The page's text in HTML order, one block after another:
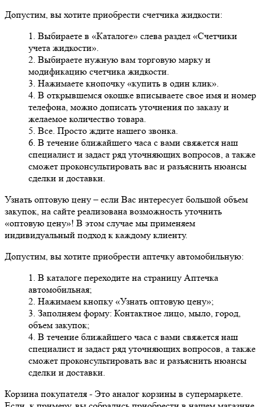
Допустим, вы хотите приобрести счетчика жидкости:
1. Выбираете в «Каталоге» слева раздел «Счетчики
учета жидкости».
2. Выбираете нужную вам торговую марку и
модификацию счетчика жидкости.
3. Нажимаете кнопочку «купить в один клик».
4. В открывшемся окошке вписываете свое имя и номер
телефона, можно дописать уточнения по заказу и
желаемое количество товара.
5. Все. Просто ждите нашего звонка.
6. В течение ближайшего часа с вами свяжется наш
специалист и задаст ряд уточняющих вопросов, а также
сможет проконсультировать вас и разъяснить нюансы
сделки и доставки.
Узнать оптовую цену– если Вас интересует большой объем
закупок, на сайте реализована возможность уточнить
«оптовую цену»! В этом случае мы применяем
индивидуальный подход к каждому клиенту.
Допустим, вы хотите приобрести аптечку автомобильную:
1. В каталоге переходите на страницу Аптечка
автомобильная;
2. Нажимаем кнопку «Узнать оптовую цену»;
3. Заполняем форму: Контактное лицо, мыло, город,
объем закупок;
4. В течение ближайшего часа с вами свяжется наш
специалист и задаст ряд уточняющих вопросов, а также
сможет проконсультировать вас и разъяснить нюансы
сделки и доставки.
Корзина покупателя - Это аналог корзины в супермаркете.